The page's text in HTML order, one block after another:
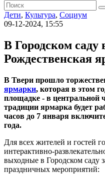
Дети, Культура, Социум
09-12-2024, 15:55
В Городском саду
Рождественская
В Твери прошло
ярмарки, которая в этом
площадке - в центральной
традиции ярмарка будет
часов до 7 января
года.
Для всех жителей и гостей
интерактивно-
выходные в Городском саду
праздничных мероприятий: